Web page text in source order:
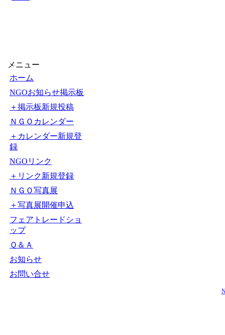
メニュー
ホーム
NGOお知らせ掲示板
＋掲示板新規投稿
ＮＧＯカレンダー
＋カレンダー新規登
録
NGOリンク
＋リンク新規登録
ＮＧＯ写真展
＋写真展開催申込
フェアトレードショ
ップ
Ｑ＆Ａ
お知らせ
お問い合せ